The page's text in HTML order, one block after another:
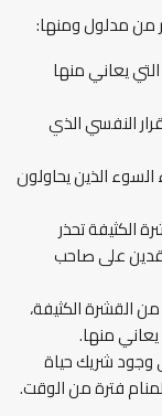
من مدلول ومنها:
يعاني منها
النفسي الذي
الذين يحاولون
الكثيفة تحذر
على صاحب
القشرة الكثيفة،
منها.
وجود شريك حياة
فترة من الوقت.